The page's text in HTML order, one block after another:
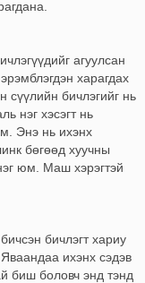
агуулсан
харагдах
сүүлийн бичлэгийг нь
нэг хэсэгт нь
Энэ нь ихэнх
бөгөөд хуучны
юм. Маш хэрэгтэй
бичлэгт хариу
ихэнх сэдэв
биш боловч энд тэнд